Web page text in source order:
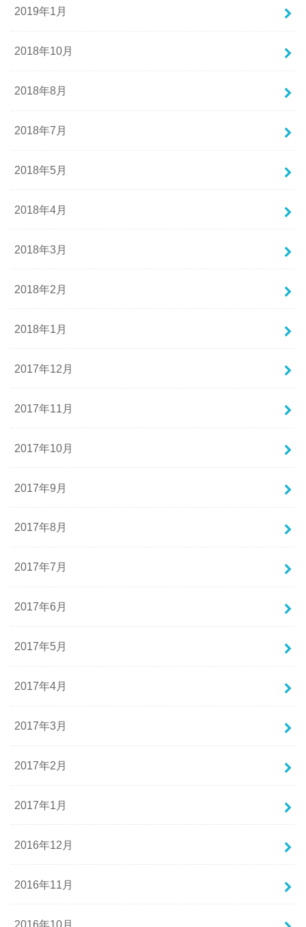
2019年1月
2018年10月
2018年8月
2018年7月
2018年5月
2018年4月
2018年3月
2018年2月
2018年1月
2017年12月
2017年11月
2017年10月
2017年9月
2017年8月
2017年7月
2017年6月
2017年5月
2017年4月
2017年3月
2017年2月
2017年1月
2016年12月
2016年11月
2016年10月